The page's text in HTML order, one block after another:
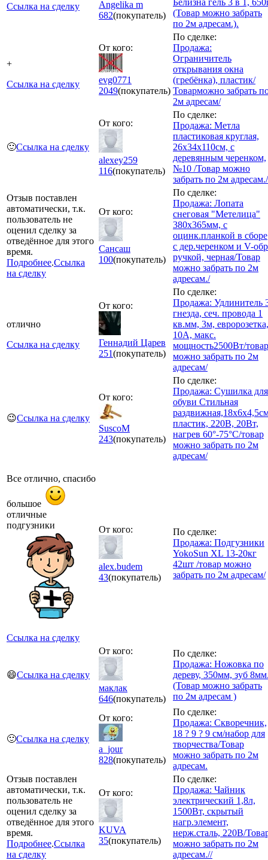
Ссылка на сделку
Angelika m
682(покупатель)
(Товар можно забрать
по 2м адресам.).
+
Ссылка на сделку
От кого:
evg0771
2049(покупатель)
По сделке:
Продажа:
Ограничитель
открывания окна
(гребёнка), пластик/
Товарможно забрать
2м адресам/
🙂Ссылка на сделку
От кого:
alexey259
116(покупатель)
По сделке:
Продажа: Метла
пластиковая круглая,
26x34x110см, с
деревянным черенком,
№10 /Товар можно
забрать по 2м адресам./
Отзыв поставлен
автоматически, т.к.
пользователь не
оценил сделку за
отведённое для этого
время.
Подробнее.Ссылка
на сделку
От кого:
Сансаш
100(покупатель)
По сделке:
Продажа: Лопата
снеговая "Метелица"
380х365мм, с
оцинк.планкой в сборе
с дер.черенком и V-обр
ручкой, черная/Товар
можно забрать по 2м
адресам./
отлично
Ссылка на сделку
От кого:
Геннадий Царев
251(покупатель)
По сделке:
Продажа: Удлинитель
гнезда, сеч. провода 1
кв.мм, 3м, евророзетка,
10A, макс.
мощность2500Вт/товар
можно забрать по 2м
адресам/
😉Ссылка на сделку
От кого:
SuscoM
243(покупатель)
По сделке:
Продажа: Сушилка для
обуви Стильная
пластик, 220В, 20Вт,
нагрев 60°-75°С/товар
можно забрать по 2м
адресам/
Все отлично, спасибо
большое
отличные
подгузники
Ссылка на сделку
От кого:
alex.budem
43(покупатель)
По сделке:
Продажа: Подгузники
YokoSun XL 13-20кг
42шт /товар можно
забрать по 2м адресам/
😄Ссылка на сделку
От кого:
маклак
646(покупатель)
По сделке:
Продажа: Ножовка по
дереву, 350мм, зуб
(Товар можно забрать
по 2м адресам )
🙂Ссылка на сделку
От кого:
a_jour
828(покупатель)
По сделке:
Продажа: Скворечник,
18 ? 9 ? 9 см/набор для
творчества/Товар
можно забрать по 2м
адресам.
Отзыв поставлен
автоматически, т.к.
пользователь не
оценил сделку за
отведённое для этого
время.
Подробнее.Ссылка
на сделку
От кого:
KUVA
35(покупатель)
По сделке:
Продажа: Чайник
электрический 1,8л,
1500Вт, скрытый
нагр.элемент,
нерж.сталь, 220В/
можно забрать по 2м
адресам.//